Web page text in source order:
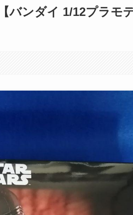
ンダイ 1/12プラモデ